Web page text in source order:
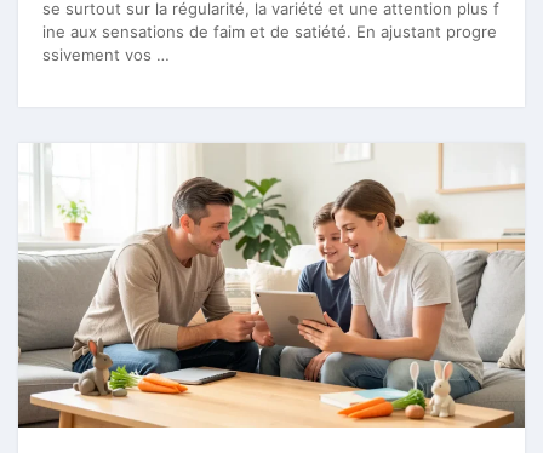
se surtout sur la régularité, la variété et une attention plus f
ine aux sensations de faim et de satiété. En ajustant progre
ssivement vos …